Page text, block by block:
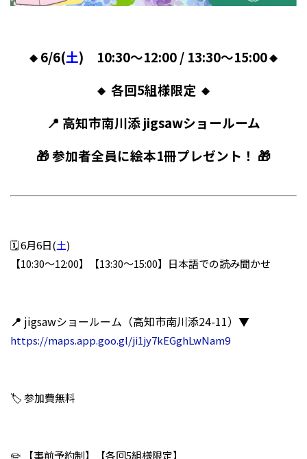
🔸6/6(土) 10:30～12:00 / 13:30～15:00🔸
🔸 各回5組様限定 🔸
📍 高知市南川添 jigsawショールーム
🎁 参加者全員に絵本1冊プレゼント！ 🎁
🗓️ 6月6日(土)
【10:30～12:00】【13:30～15:00】日本語での読み聞かせ
📍 jigsawショールーム（高知市南川添24-11）▼
https://maps.app.goo.gl/ji1jy7kEGghLwNam9
🏷️ 参加費無料
✏️ 【事前予約制】【各回5組様限定】